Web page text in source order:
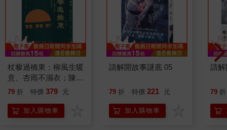
杖藜過橋東：柳風生暖
意、杏雨不濕衣；陳亮
恭談以心轉境的適齡漫
79 折 特價 379 元
加入購物車
請解開故事謎底 05
79 折 特價 221 元
加入購物車
請解
79 折